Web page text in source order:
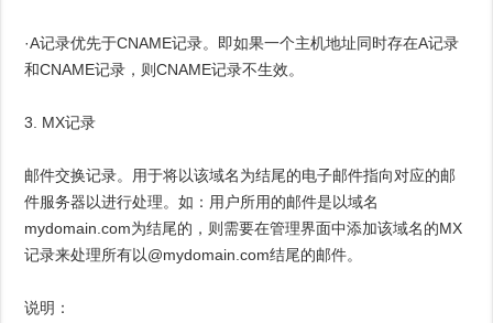
·A记录优先于CNAME记录。即如果一个主机地址同时存在A记录
和CNAME记录，则CNAME记录不生效。
3. MX记录
邮件交换记录。用于将以该域名为结尾的电子邮件指向对应的邮
件服务器以进行处理。如：用户所用的邮件是以域名
mydomain.com为结尾的，则需要在管理界面中添加该域名的MX
记录来处理所有以@mydomain.com结尾的邮件。
说明：